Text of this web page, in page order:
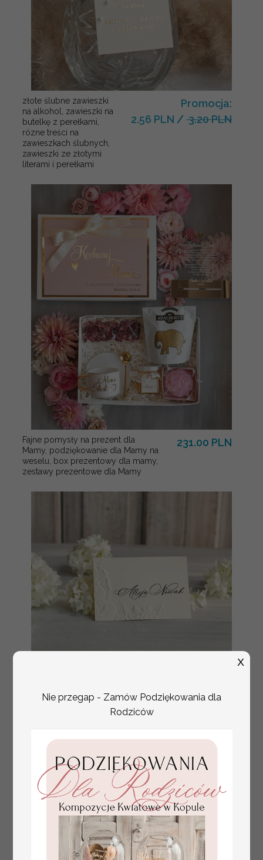
złote ślubne zawieszki
na alkohol, zawieszki na
butelkę z perełkami,
rózne treści na
zawieszkach ślubnych,
zawieszki ze złotymi
literami i perełkami
Promocja:
2.56 PLN / 3.20 PLN
Fajne pomysły na prezent dla
Mamy, podziękowanie dla Mamy na
weselu, box prezentowy dla mamy,
zestawy prezentowe dla Mamy
231.00 PLN
lub srebrne napisy
tłoczone kwiaty na
Nie przegap - Zamów Podziękowania dla
Rodziców
X